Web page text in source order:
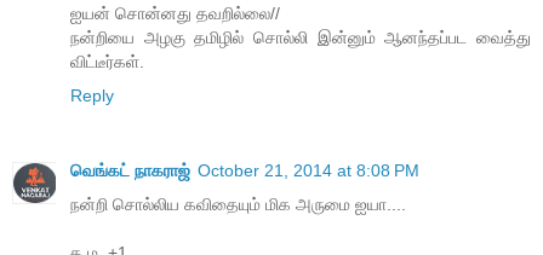
ஐயன் சொன்னது தவறில்லை//
நன்றியை அழகு தமிழில் சொல்லி இன்னும் ஆனந்தப்பட வைத்து
விட்டீர்கள்.
Reply
வெங்கட் நாகராஜ் October 21, 2014 at 8:08 PM
நன்றி சொல்லிய கவிதையும் மிக அருமை ஐயா....